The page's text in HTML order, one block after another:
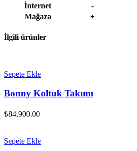
İnternet -
Mağaza
+
İlgili ürünler
Sepete Ekle
Bonny Koltuk Takımı
₺84,900.00
Sepete Ekle